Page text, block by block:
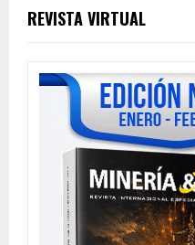
REVISTA VIRTUAL